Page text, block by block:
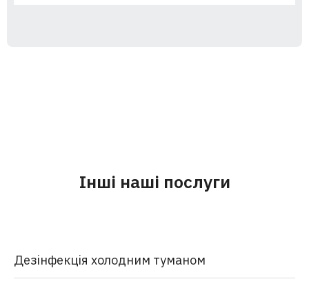
Інші наші послуги
Дезінфекція холодним туманом